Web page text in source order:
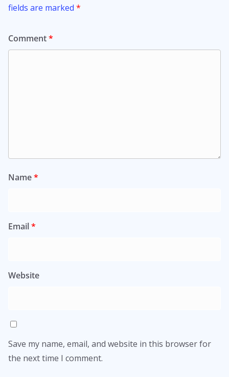
fields are marked *
Comment*
Name*
Email*
Website
Save my name, email, and website in this browser for
the next time I comment.